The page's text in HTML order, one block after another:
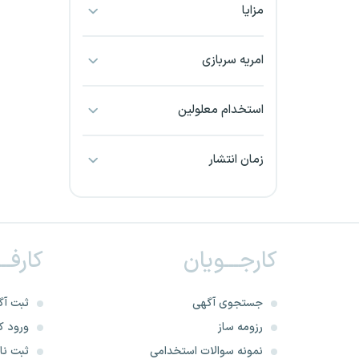
بندرعباس
خراسان شمالی
خرم آباد
خوزستان
مزایا
امریه سربازی
استخدام معلولین
زمان انتشار
کارجـــویان
جستجوی آگهی
رزومه ساز
نمونه سوالات استخدامی
ثبت
ورود
ثبت